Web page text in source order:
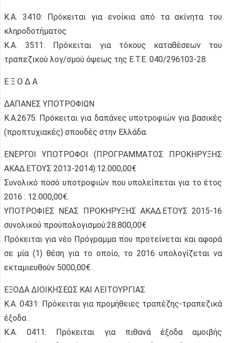
Κ.Α. 3410: Πρόκειται για ενοίκια από τα ακίνητα του
κληροδοτήματος
Κ.Α. 3511: Πρόκειται για τόκους καταθέσεων του
τραπεζικού λογ/σμού όψεως της Ε.Τ.Ε. 040/296103-28
Ε Ξ Ο Δ Α
ΔΑΠΑΝΕΣ ΥΠΟΤΡΟΦΙΩΝ
Κ.Α.2675: Πρόκειται για δαπάνες υποτροφιών για βασικές
(προπτυχιακές) σπουδές στην Ελλάδα.
ΕΝΕΡΓΟΙ ΥΠΟΤΡΟΦΟΙ (ΠΡΟΓΡΑΜΜΑΤΟΣ ΠΡΟΚΗΡΥΞΗΣ
ΑΚΑΔ.ΕΤΟΥΣ 2013-2014):12.000,00€
Συνολικό ποσό υποτροφιών που υπολείπεται για το έτος
2016 : 12.000,00€.
ΥΠΟΤΡΟΦΙΕΣ ΝΕΑΣ ΠΡΟΚΗΡΥΞΗΣ ΑΚΑΔ.ΕΤΟΥΣ 2015-16
συνολικού προϋπολογισμού:28.800,00€
Πρόκειται για νέο Πρόγραμμα που προτείνεται και αφορά
σε μία (1) θέση για το οποίο, το 2016 υπολογίζεται να
εκταμιευθούν 5000,00€ .
ΕΞΟΔΑ ΔΙΟΙΚΗΣΕΩΣ ΚΑΙ ΛΕΙΤΟΥΡΓΙΑΣ
Κ.Α. 0431: Πρόκειται για προμήθειες τραπέζης-τραπεζικά
έξοδα .
Κ.Α. 0411: Πρόκειται για πιθανά έξοδα αμοιβής